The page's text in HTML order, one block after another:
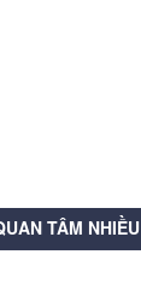
TÂM NHIỀU